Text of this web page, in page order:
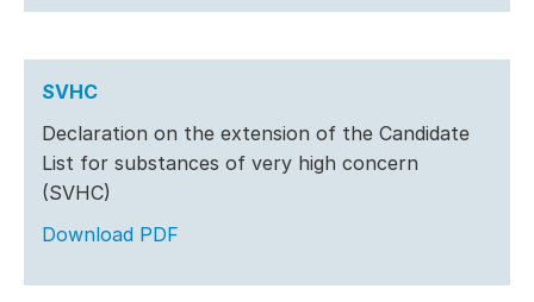
SVHC
Declaration on the extension of the Candidate
List for substances of very high concern
(SVHC)
Download PDF